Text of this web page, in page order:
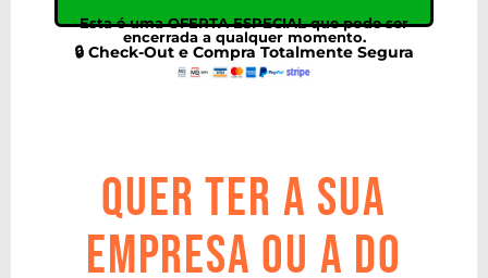
Esta é uma OFERTA ESPECIAL que pode ser
encerrada a qualquer momento.
🔒 Check-Out e Compra Totalmente Segura
QUER TER A SUA
EMPRESA OU A DO